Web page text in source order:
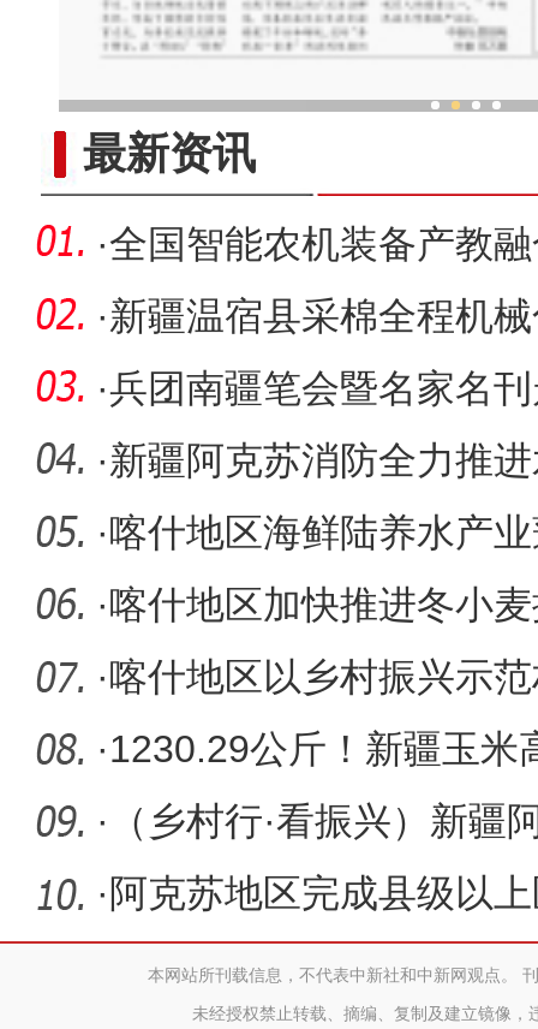
最新资讯
·全国智能农机装备产教
暨第一届
·新疆温宿县采棉全程机
仓”好“丰
·兵团南疆笔会暨名家名
·新疆阿克苏消防全力推
提档升级
·喀什地区海鲜陆养水产
·喀什地区加快推进冬小
·喀什地区以乡村振兴示
貌持续改
·1230.29公斤！新疆玉米
国冷凉区
·
（乡村行·看振兴）新疆
甜高粱
· 阿克苏地区完成县级以
电子票据
本网站所刊载信息，不代表中新社和中新网观点。
未经授权禁止转载、摘编、复制及建立镜像，